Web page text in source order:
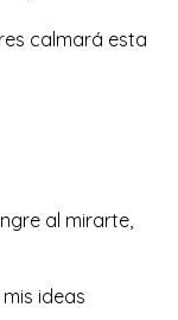
calmará esta
al mirarte,
ideas